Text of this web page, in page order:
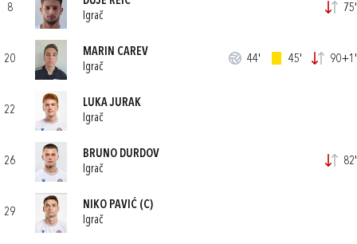
8
Igrač
75'
20
MARIN CAREV
Igrač
44' 45' 90+1'
22
LUKA JURAK
Igrač
26
BRUNO DURDOV
Igrač
82'
29
NIKO PAVIĆ (C)
Igrač